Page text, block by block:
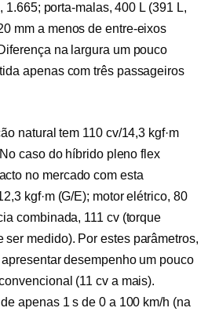
1.665; porta-malas, 400 L (391 L,
mm a menos de entre-eixos
na largura um pouco
apenas com três passageiros
natural tem 110 cv/14,3 kgf·m
caso do híbrido pleno flex
no mercado com esta
kgf·m (G/E); motor elétrico, 80
combinada, 111 cv (torque
ser medido). Por estes parâmetros,
desempenho um pouco
(11 cv a mais).
apenas 1 s de 0 a 100 km/h (na